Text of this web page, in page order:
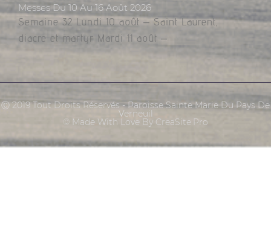
Messes Du 10 Au 16 Août 2026
Semaine 32 Lundi 10 août – Saint Laurent,
diacre et martyr Mardi 11 août –
Ⓒ 2019 Tout Droits Réservés - Paroisse Sainte Marie Du Pays De
Verneuil
© Made With Love By CreaSite.Pro